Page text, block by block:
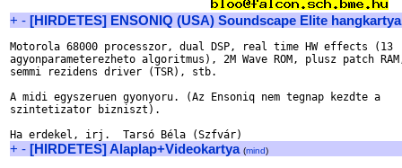
+ - [HIRDETES] ENSONIQ (USA) Soundscape Elite
Motorola 68000 processzor, dual DSP, real time HW effects (13
agyonparameterezheto algoritmus), 2M Wave ROM, plusz patch
semmi rezidens driver (TSR), stb.
A midi egyszeruen gyonyoru. (Az Ensoniq nem tegnap kezdte a
szintetizator bizniszt).
+ - [HIRDETES] Alaplap+Videokartya (mind)